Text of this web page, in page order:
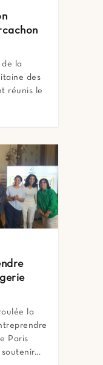
de la
des
réunis le
la
Paris